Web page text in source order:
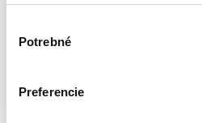
Potrebné
Preferencie
zámky,zámok